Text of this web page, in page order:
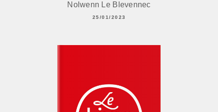
Nolwenn Le Blevennec
25/01/2023